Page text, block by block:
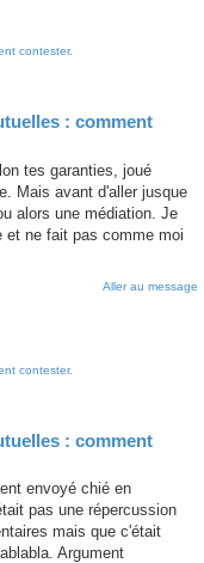
contester.
: comment
tes garanties, joué
Mais avant d'aller jusque
alors une médiation. Je
et ne fait pas comme moi
Aller au message
contester.
: comment
envoyé chié en
pas une répercussion
mais que c'était
Argument